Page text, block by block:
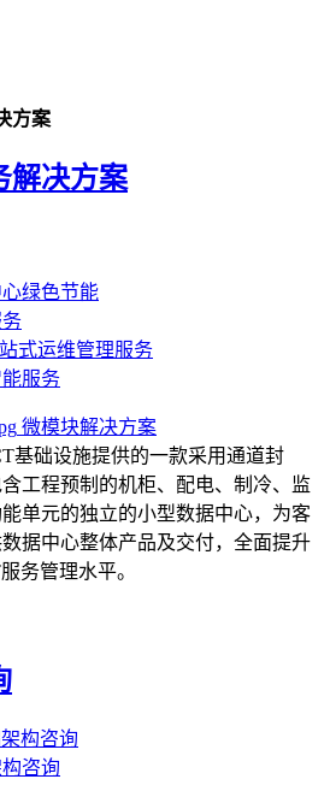
方案
解决方案
绿色节能
式运维管理服务
服务
微模块解决方案
基础设施提供的一款采用通道封
工程预制的机柜、配电、制冷、监
单元的独立的小型数据中心，为客
数据中心整体产品及交付，全面提升
务管理水平。
构咨询
咨询